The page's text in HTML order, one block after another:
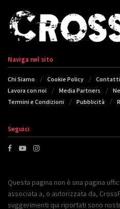
Naviga nel sito
Chi Siamo Cookie Policy Contatti
Lavora con noi
Media Partners
Termini e Condizioni
Pubblicità
Seguici
Questa pagina non è una pagina
associata a, o autorizzata da,
suggerimenti qui riportati sono